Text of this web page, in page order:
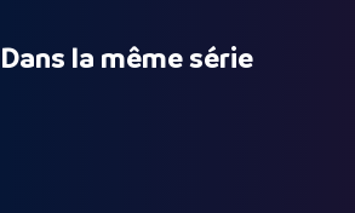
Dans la même série